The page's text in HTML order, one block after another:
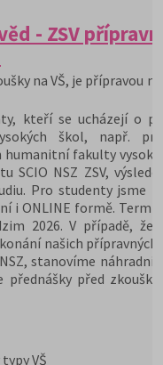
- ZSV
na VŠ, je přípravou
kteří se ucházejí o
škol, např.
fakulty
SCIO NSZ ZSV,
Pro studenty jsme
i ONLINE formě.
2026. V případě,
našich přípravných
stanovíme náhradní
před
VŠ